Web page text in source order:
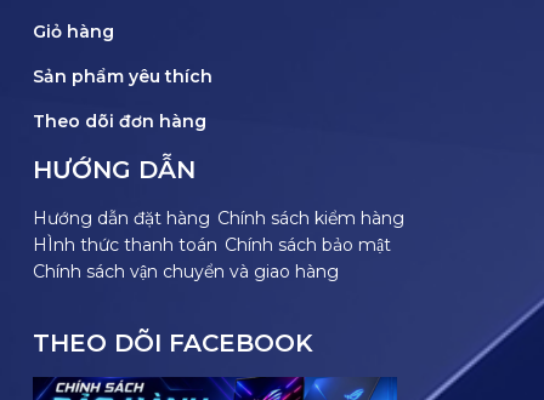
Giỏ hàng
Sản phẩm yêu thích
Theo dõi đơn hàng
HƯỚNG DẪN
Hướng dẫn đặt hàng Chính sách kiểm hàng
HÌnh thức thanh toán Chính sách bảo mật
Chính sách vận chuyển và giao hàng
THEO DÕI FACEBOOK